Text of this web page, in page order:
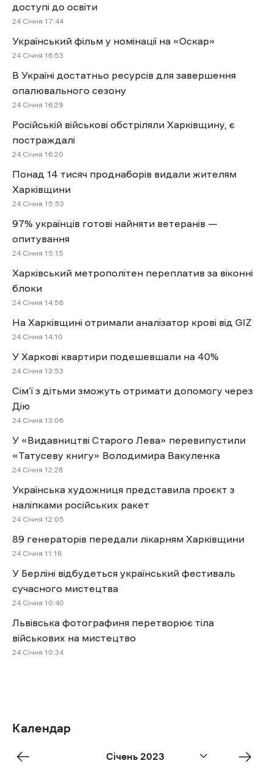
доступі до освіти
24 Січня 17:44
Український фільм у номінації на «Оскар»
24 Січня 16:53
В Україні достатньо ресурсів для завершення
опалювального сезону
24 Січня 16:29
Російській військові обстріляли Харківщину, є
постраждалі
24 Січня 16:20
Понад 14 тисяч проднаборів видали жителям
Харківщини
24 Січня 15:53
97% українців готові найняти ветеранів —
опитування
24 Січня 15:15
Харківський метрополітен переплатив за віконні
блоки
24 Січня 14:56
На Харківщині отримали аналізатор крові від GIZ
24 Січня 14:10
У Харкові квартири подешевшали на 40%
24 Січня 13:53
Сім’ї з дітьми зможуть отримати допомогу через
Дію
24 Січня 13:06
У «Видавництві Старого Лева» перевипустили
«Татусеву книгу» Володимира Вакуленка
24 Січня 12:28
Українська художниця представила проєкт з
наліпками російських ракет
24 Січня 12:05
89 генераторів передали лікарням Харківщини
24 Січня 11:18
У Берліні відбудеться український фестиваль
сучасного мистецтва
24 Січня 10:40
Львівська фотографиня перетворює тіла
військових на мистецтво
24 Січня 10:34
Календар
Січень 2023
«
Dec
Лют
»